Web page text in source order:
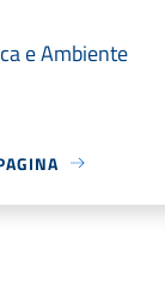
e Ambiente